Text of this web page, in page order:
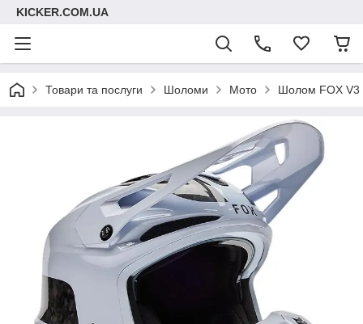
KICKER.COM.UA
Товари та послуги Шоломи Мото Шолом FOX V3